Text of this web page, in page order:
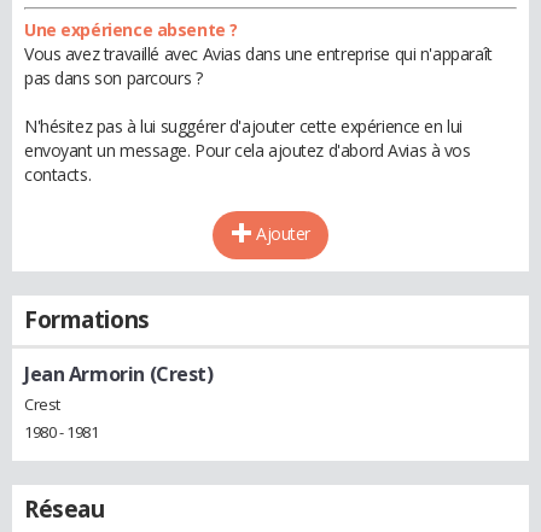
Une expérience absente ?
Vous avez travaillé avec Avias dans une entreprise qui n'apparaît
pas dans son parcours ?
N'hésitez pas à lui suggérer d'ajouter cette expérience en lui
envoyant un message. Pour cela ajoutez d'abord Avias à vos
contacts.
Ajouter
Formations
Jean Armorin (Crest)
Crest
1980 - 1981
Réseau